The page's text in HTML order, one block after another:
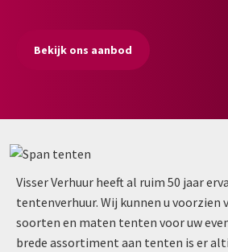
Bekijk ons aanbod
Visser Verhuur heeft al ruim 50 jaar
tentenverhuur. Wij kunnen u voorzien
soorten en maten tenten voor uw
brede assortiment aan tenten is er